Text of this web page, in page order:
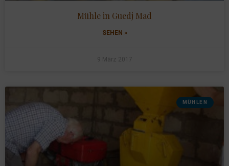
Mühle in Guedj Mad
SEHEN »
9 März 2017
MÜHLEN